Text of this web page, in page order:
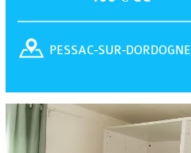
PESSAC-SUR-DORDOGNE